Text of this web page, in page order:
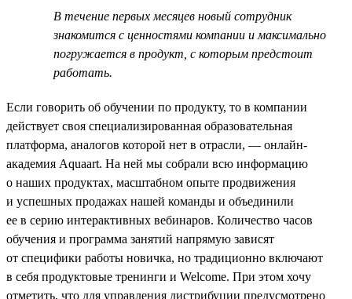
В течение первых месяцев новый сотрудник
знакомится с ценностями компании и максимально
погружается в продукт, с которым предстоит
работать.
Если говорить об обучении по продукту, то в компании
действует своя специализированная образовательная
платформа, аналогов которой нет в отрасли, — онлайн-
академия Aquaart. На ней мы собрали всю информацию
о наших продуктах, масштабном опыте продвижения
и успешных продажах нашей команды и объединили
ее в серию интерактивных вебинаров. Количество часов
обучения и программа занятий напрямую зависят
от специфики работы новичка, но традиционно включают
в себя продуктовые тренинги и Welcome. При этом хочу
отметить, что для управления дистрибуции предусмотрено